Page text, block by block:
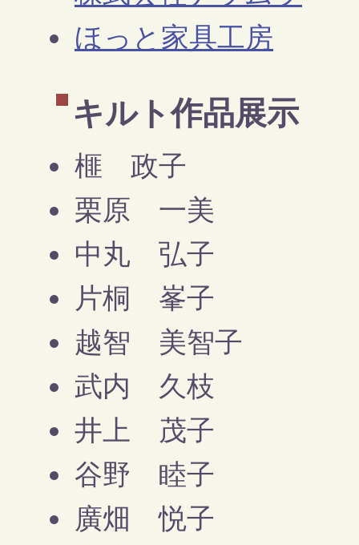
ほっと家具工房
キルト作品展示
榧 政子
栗原 一美
中丸 弘子
片桐 峯子
越智 美智子
武内 久枝
井上 茂子
谷野 睦子
廣畑 悦子